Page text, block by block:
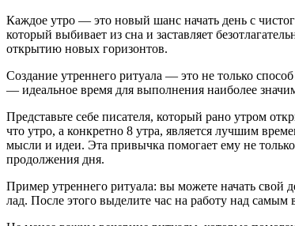
Каждое утро — это новый шанс начать день с
который выбивает из сна и заставляет
открытию новых горизонтов.
Создание утреннего ритуала — это не только
— идеальное время для выполнения наиболее
Представьте себе писателя, который рано утром
что утро, а конкретно 8 утра, является лучшим
мысли и идеи. Эта привычка помогает ему не
продолжения дня.
Пример утреннего ритуала: вы можете начать свой
лад. После этого выделите час на работу над